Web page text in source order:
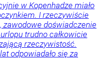
w Kopenhadze miało
I rzeczywiście
zawodowe doświadczenie
trudno całkowicie
rzeczywistość.
odpowiadało się za